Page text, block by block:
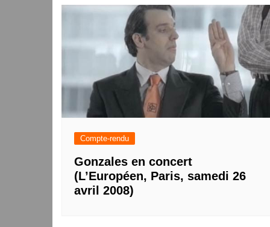
Compte-rendu
Gonzales en concert
(L’Européen, Paris, samedi 26
avril 2008)